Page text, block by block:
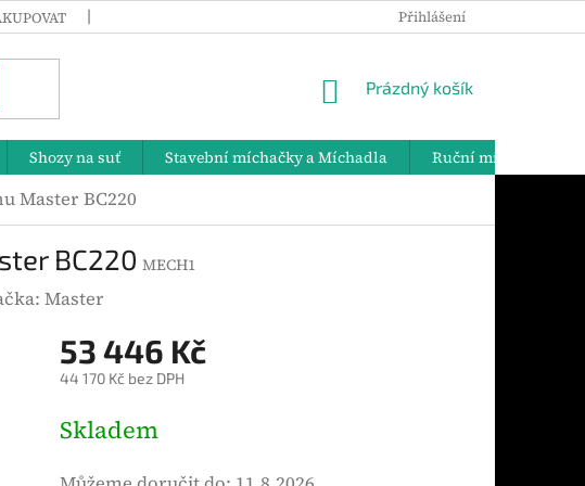
DOPRAVA A PLATBY
Přihlášení
NÁKUPNÍ
Prázdný košík
Shozy na suť Stavební míchačky a Míchadla Ruční míchadla
Master BC220
BC220 MECH1
Master
53 446 Kč
44 170 Kč bez DPH
ě
Skladem